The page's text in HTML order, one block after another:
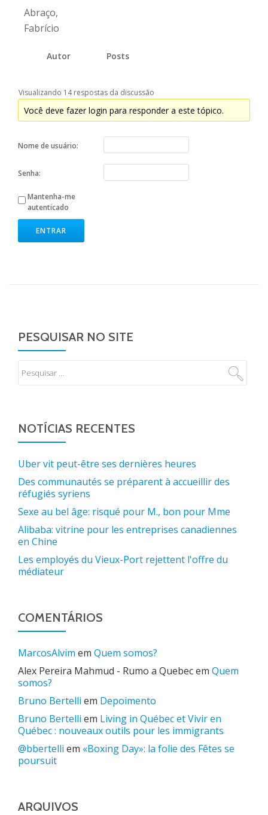
Abraço,
Fabrício
Autor Posts
Visualizando 14 respostas da discussão
Você deve fazer login para responder a este tópico.
Nome de usuário:
Senha:
Mantenha-me
autenticado
ENTRAR
PESQUISAR NO SITE
NOTÍCIAS RECENTES
Uber vit peut-être ses dernières heures
Des communautés se préparent à accueillir des
réfugiés syriens
Sexe au bel âge: risqué pour M., bon pour Mme
Alibaba: vitrine pour les entreprises canadiennes
en Chine
Les employés du Vieux-Port rejettent l'offre du
médiateur
COMENTÁRIOS
MarcosAlvim em Quem somos?
Alex Pereira Mahmud - Rumo a Quebecem Quem
somos?
Bruno Bertelli em Depoimento
Bruno Bertelli em Living in Québec et Vivir en
Québec : nouveaux outils pour les immigrants
@bbertelli em «Boxing Day»: la folie des Fêtes se
poursuit
ARQUIVOS